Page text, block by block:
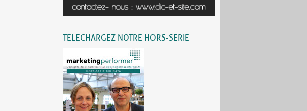
TÉLÉCHARGEZ NOTRE HORS-SÉRIE